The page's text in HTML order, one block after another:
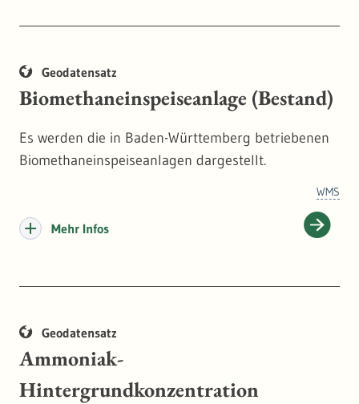
Geodatensatz
Biomethaneinspeiseanlage (Bestand)
Es werden die in Baden-Württemberg betriebenen
Biomethaneinspeiseanlagen dargestellt.
WMS
Mehr Infos
Geodatensatz
Ammoniak-
Hintergrundkonzentration